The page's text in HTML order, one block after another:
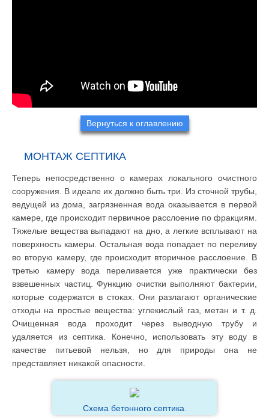
Вернуться к оглавлению
МОНТАЖ СЕПТИКА
Теперь непосредственно о камерах локального очистного
сооружения. В идеале их должно быть три. Из сточной трубы,
ведущей из дома, загрязненная вода оказывается в первой
камере, где происходит первичное расслоение по фракциям.
Тяжелые вещества выпадают на дно, а легкие всплывают на
поверхность камеры. Остальная вода попадает по переливу
во вторую камеру, где происходит вторичное расслоение. В
третью камеру вода переливается уже практически без
взвешенных частиц. Функцию очистки выполняют бактерии,
которые содержатся в стоках. Они разлагают органические
отходы на простые вещества: углекислый газ, метан и т. д.
Очищенная вода проходит через выводную трубу и
удаляется из септика. Конечно, использовать эту воду в
качестве питьевой нельзя, но для природы она не
представляет никакой опасности.
Схема бетонного септика.